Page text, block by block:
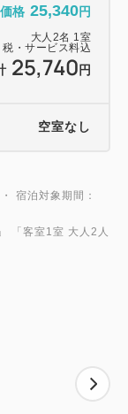
格 25,340円
大人 2名 1 室
税・サービス料込
25,740 円
空室なし
宿泊対象期間：
」 「客室1室 大人2人